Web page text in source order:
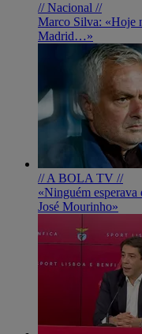
// Nacional //
Marco Silva: «Hoje
Madrid…»
// A BOLA TV //
«Ninguém esperava
José Mourinho»